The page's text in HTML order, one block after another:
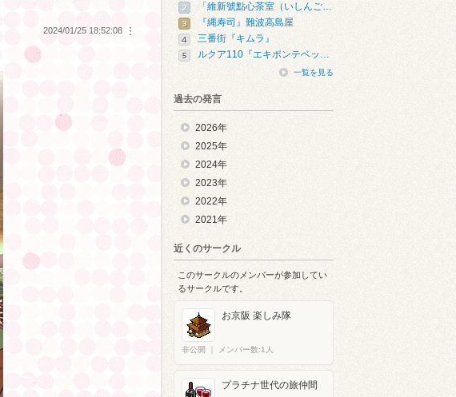
︙
2024/01/25 18:52:08
「維新號點心茶室（いしんご…
『縄寿司』難波高島屋
三番街『キムラ』
ルクア110『エキポンテベッ…
一覧を見る
過去の発言
2026年
2025年
2024年
2023年
2022年
2021年
近くのサークル
このサークルのメンバーが参加してい
るサークルです。
お京阪 楽しみ隊
非公開 メンバー数:1人
プラチナ世代の旅仲間